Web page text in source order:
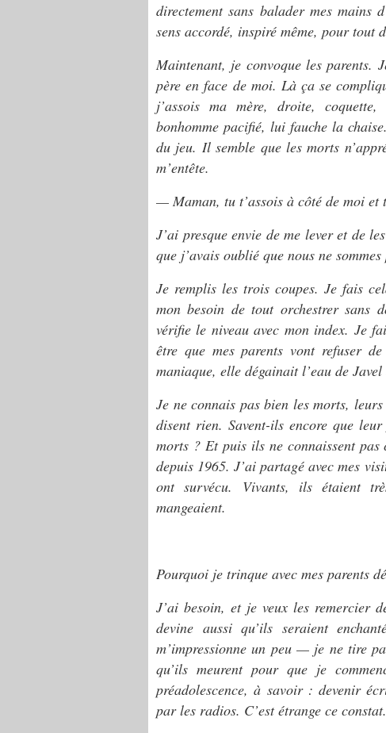
directement sans balader mes mains
sens accordé, inspiré même, pour tout
Maintenant, je convoque les parents.
père en face de moi. Là ça se
j’assois ma mère, droite,
bonhomme pacifié, lui fauche la
du jeu. Il semble que les morts
m’entête.
— Maman, tu t’assois à côté de moi et
J’ai presque envie de me lever et de
que j’avais oublié que nous ne
Je remplis les trois coupes. Je fais
mon besoin de tout orchestrer sans
vérifie le niveau avec mon index. Je
être que mes parents vont refuser
maniaque, elle dégainait l’eau de
Je ne connais pas bien les morts,
disent rien. Savent-ils encore que
morts ? Et puis ils ne connaissent
depuis 1965. J’ai partagé avec mes
ont survécu. Vivants, ils étaient
mangeaient.
Pourquoi je trinque avec mes parents
J’ai besoin, et je veux les remercier
devine aussi qu’ils seraient
m’impressionne un peu — je ne tire
qu’ils meurent pour que je
préadolescence, à savoir : devenir
par les radios. C’est étrange ce constat.